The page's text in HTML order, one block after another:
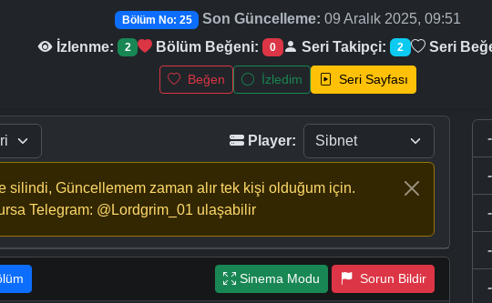
Bölüm No: 25 Son Güncelleme: 09 Aralık 2025, 09:51
İzlenme:
2 Bölüm Beğeni: 0 Seri Takipçi: 2 Seri
Beğen İzledim Seri Sayfası
Player:
silindi, Güncellemem zaman alır tek kişi olduğum için.
Telegram: @Lordgrim_01 ulaşabilir
Sinema Modu Sorun Bildir
-
-
-
-
-